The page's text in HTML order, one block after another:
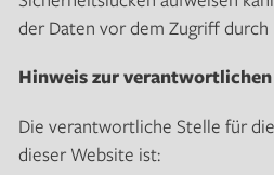
der Daten vor dem Zugriff
Hinweis zur
Die verantwortliche Stelle für
dieser Website ist: